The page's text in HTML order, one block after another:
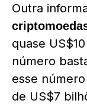
Outra
quase
número
esse
de US$7